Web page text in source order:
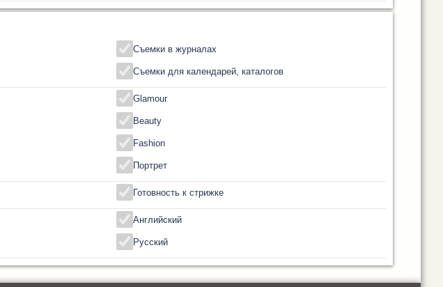
Съемки в журналах
Съемки для календарей, каталогов
Glamour
Beauty
Fashion
Портрет
Готовность к стрижке
Английский
Русский